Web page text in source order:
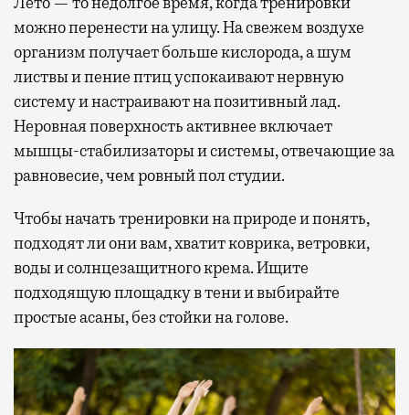
можно перенести на улицу. На свежем воздухе
организм получает больше кислорода, а шум
листвы и пение птиц успокаивают нервную
систему и настраивают на позитивный лад.
Неровная поверхность активнее включает
мышцы-стабилизаторы и системы, отвечающие за
равновесие, чем ровный пол студии.
Чтобы начать тренировки на природе и понять,
подходят ли они вам, хватит коврика, ветровки,
воды и солнцезащитного крема. Ищите
подходящую площадку в тени и выбирайте
простые асаны, без стойки на голове.